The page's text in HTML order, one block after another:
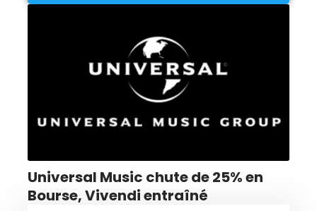
Universal Music chute de 25% en
Bourse, Vivendi entraîné